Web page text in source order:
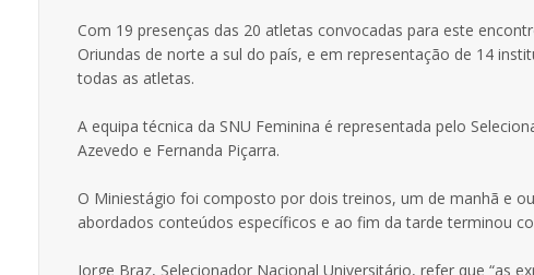
Com 19 presenças das 20 atletas convocadas para este
Oriundas de norte a sul do país, e em representação de 14
todas as atletas.
A equipa técnica da SNU Feminina é representada pelo
Azevedo e Fernanda Piçarra.
O Miniestágio foi composto por dois treinos, um de manhã e
abordados conteúdos específicos e ao fim da tarde terminou
Jorge Braz, Selecionador Nacional Universitário, refer que “as